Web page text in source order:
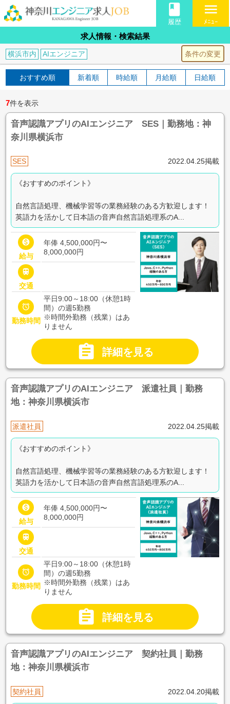
book
履歴
menu
ﾒﾆｭｰ
求人情報・検索結果
条件の変更
横浜市内 AIエンジニア
おすすめ順 新着順 時給順 月給順 日給順
7件を表示
音声認識アプリのAIエンジニア SES｜勤務地：神
奈川県横浜市
SES 2022.04.25掲載
《おすすめのポイント》
自然言語処理、機械学習等の業務経験のある方歓迎します！
英語力を活かして日本語の音声自然言語処理系のA...

給与
年俸 4,500,000円〜
8,000,000円

交通

勤務時間
平日9:00～18:00（休憩1時
間）の週5勤務
※時間外勤務（残業）はあ
りません
 詳細を見る
音声認識アプリのAIエンジニア 派遣社員｜勤務
地：神奈川県横浜市
派遣社員 2022.04.25掲載
《おすすめのポイント》
自然言語処理、機械学習等の業務経験のある方歓迎します！
英語力を活かして日本語の音声自然言語処理系のA...

給与
年俸 4,500,000円〜
8,000,000円

交通

勤務時間
平日9:00～18:00（休憩1時
間）の週5勤務
※時間外勤務（残業）はあ
りません
 詳細を見る
音声認識アプリのAIエンジニア 契約社員｜勤務
地：神奈川県横浜市
契約社員 2022.04.20掲載